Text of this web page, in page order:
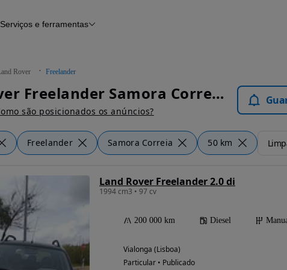
Histórico do veículo
Serviços e ferramentas
Rover Freelander
Land Rover Freelander Samora Correia - Carros
são posicionados os anúncios?
Freelander Samora Correia 50 km
Land Rover Freelander 2.0 di
1994 cm3 • 97 cv
200 000 km Diesel
Vialonga (Lisboa)
Particular • Publicado